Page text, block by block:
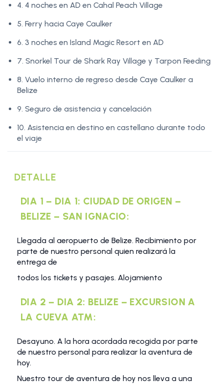
4. 4 noches en AD en Cahal Peach Village
5. Ferry hacia Caye Caulker
6. 3 noches en Island Magic Resort en AD
7. Snorkel Tour de Shark Ray Village y Tarpon Feeding
8. Vuelo interno de regreso desde Caye Caulker a
Belize
9. Seguro de asistencia y cancelación
10. Asistencia en destino en castellano durante todo
el viaje
DETALLE
DIA 1 – DIA 1: CIUDAD DE ORIGEN –
BELIZE – SAN IGNACIO:
Llegada al aeropuerto de Belize. Recibimiento por
parte de nuestro personal quien realizará la
entrega de
todos los tickets y pasajes. Alojamiento
DIA 2 – DIA 2: BELIZE – EXCURSION A
LA CUEVA ATM:
Desayuno. A la hora acordada recogida por parte
de nuestro personal para realizar la aventura de
hoy.
Nuestro tour de aventura de hoy nos lleva a una